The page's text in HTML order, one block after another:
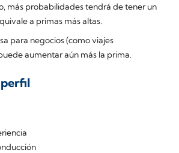
más probabilidades tendrá de tener un
a primas más altas.
para negocios (como viajes
aumentar aún más la prima.